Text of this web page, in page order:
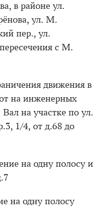
в районе ул.
ул. М.
пер., ул.
с М.
движения в
на инженерных
на участке по ул.
1/4, от д.68 до
на одну полосу и
на одну полосу